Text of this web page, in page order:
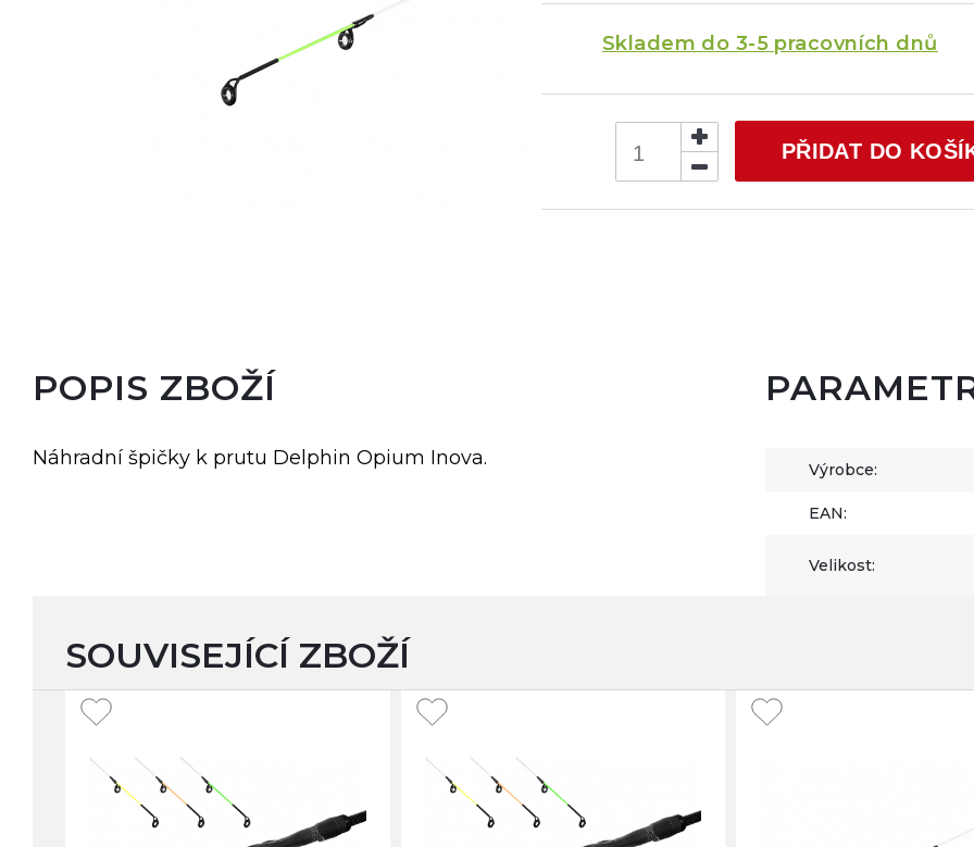
Skladem do 3-5 pracovních dnů
PŘIDAT DO
POPIS ZBOŽÍ
Náhradní špičky k prutu Delphin Opium Inova. Výrobce:
EAN:
Velikost:
SOUVISEJÍCÍ ZBOŽÍ